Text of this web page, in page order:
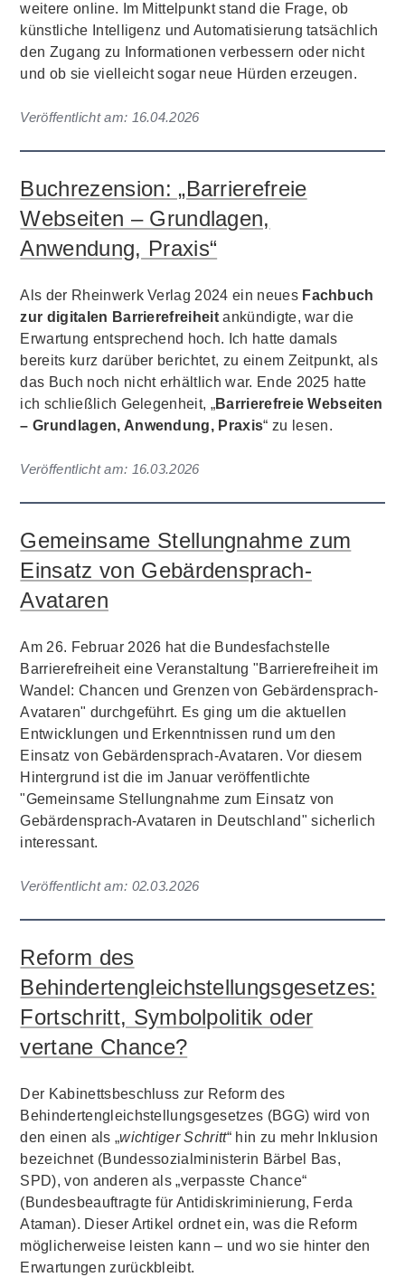
weitere online. Im Mittelpunkt stand die Frage, ob
künstliche Intelligenz und Automatisierung tatsächlich
den Zugang zu Informationen verbessern oder nicht
und ob sie vielleicht sogar neue Hürden erzeugen.
Veröffentlicht am: 16.04.2026
Buchrezension: „Barrierefreie
Webseiten – Grundlagen,
Anwendung, Praxis“
Als der Rheinwerk Verlag 2024 ein neues Fachbuch
zur digitalen Barrierefreiheit ankündigte, war die
Erwartung entsprechend hoch. Ich hatte damals
bereits kurz darüber berichtet, zu einem Zeitpunkt, als
das Buch noch nicht erhältlich war. Ende 2025 hatte
ich schließlich Gelegenheit, „Barrierefreie Webseiten
– Grundlagen, Anwendung, Praxis“ zu lesen.
Veröffentlicht am: 16.03.2026
Gemeinsame Stellungnahme zum
Einsatz von Gebärdensprach-
Avataren
Am 26. Februar 2026 hat die Bundesfachstelle
Barrierefreiheit eine Veranstaltung "Barrierefreiheit im
Wandel: Chancen und Grenzen von Gebärdensprach-
Avataren" durchgeführt. Es ging um die aktuellen
Entwicklungen und Erkenntnissen rund um den
Einsatz von Gebärdensprach-Avataren. Vor diesem
Hintergrund ist die im Januar veröffentlichte
"Gemeinsame Stellungnahme zum Einsatz von
Gebärdensprach-Avataren in Deutschland" sicherlich
interessant.
Veröffentlicht am: 02.03.2026
Reform des
Behindertengleichstellungsgesetzes:
Fortschritt, Symbolpolitik oder
vertane Chance?
Der Kabinettsbeschluss zur Reform des
Behindertengleichstellungsgesetzes (BGG) wird von
den einen als „wichtiger Schritt“ hin zu mehr Inklusion
bezeichnet (Bundessozialministerin Bärbel Bas,
SPD), von anderen als „verpasste Chance“
(Bundesbeauftragte für Antidiskriminierung, Ferda
Ataman). Dieser Artikel ordnet ein, was die Reform
möglicherweise leisten kann – und wo sie hinter den
Erwartungen zurückbleibt.